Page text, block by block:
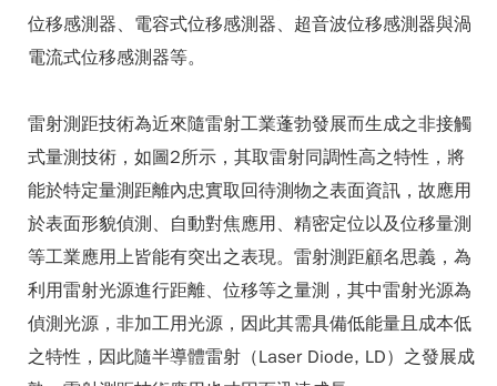
位移感測器、電容式位移感測器、超音波位移感測器與渦
電流式位移感測器等。
雷射測距技術為近來隨雷射工業蓬勃發展而生成之非接觸
式量測技術，如圖2所示，其取雷射同調性高之特性，將
能於特定量測距離內忠實取回待測物之表面資訊，故應用
於表面形貌偵測、自動對焦應用、精密定位以及位移量測
等工業應用上皆能有突出之表現。雷射測距顧名思義，為
利用雷射光源進行距離、位移等之量測，其中雷射光源為
偵測光源，非加工用光源，因此其需具備低能量且成本低
之特性，因此隨半導體雷射（Laser Diode, LD）之發展成